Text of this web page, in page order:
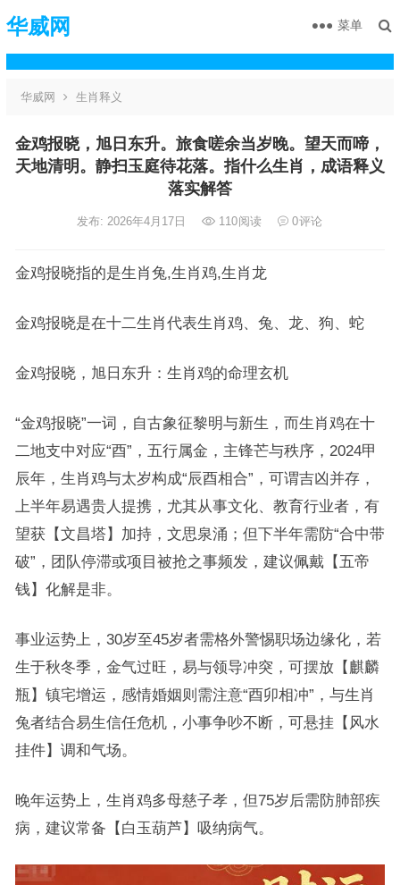
华威网 菜单
华威网 生肖释义
金鸡报晓，旭日东升。旅食嗟余当岁晚。望天而啼，
天地清明。静扫玉庭待花落。指什么生肖，成语释义
落实解答
发布: 2026年4月17日 110阅读 0评论
金鸡报晓指的是生肖兔,生肖鸡,生肖龙
金鸡报晓是在十二生肖代表生肖鸡、兔、龙、狗、蛇
金鸡报晓，旭日东升：生肖鸡的命理玄机
“金鸡报晓”一词，自古象征黎明与新生，而生肖鸡在十
二地支中对应“酉”，五行属金，主锋芒与秩序，2024甲
辰年，生肖鸡与太岁构成“辰酉相合”，可谓吉凶并存，
上半年易遇贵人提携，尤其从事文化、教育行业者，有
望获【文昌塔】加持，文思泉涌；但下半年需防“合中带
破”，团队停滞或项目被抢之事频发，建议佩戴【五帝
钱】化解是非。
事业运势上，30岁至45岁者需格外警惕职场边缘化，若
生于秋冬季，金气过旺，易与领导冲突，可摆放【麒麟
瓶】镇宅增运，感情婚姻则需注意“酉卯相冲”，与生肖
兔者结合易生信任危机，小事争吵不断，可悬挂【风水
挂件】调和气场。
晚年运势上，生肖鸡多母慈子孝，但75岁后需防肺部疾
病，建议常备【白玉葫芦】吸纳病气。